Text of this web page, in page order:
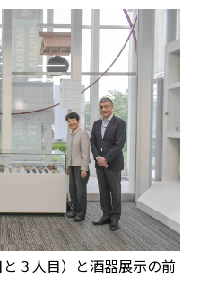
３人目）と酒器展示の前